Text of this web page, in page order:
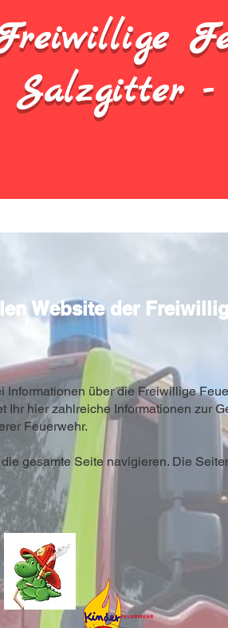
Salzgitter
Website der
über die Freiwillige
hier zahlreiche Informationen zur
Feuerwehr.
gesamte Seite navigieren. Die